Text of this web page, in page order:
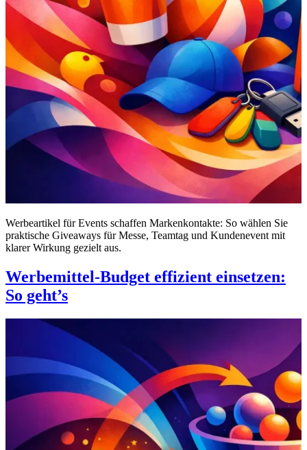
Werbeartikel für Events schaffen Markenkontakte: So wählen Sie
praktische Giveaways für Messe, Teamtag und Kundenevent mit
klarer Wirkung gezielt aus.
Werbemittel-Budget effizient einsetzen:
So geht’s